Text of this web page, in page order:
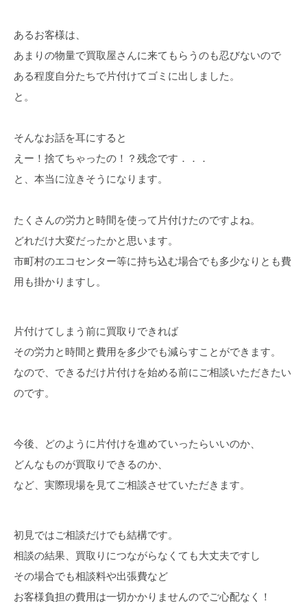
あるお客様は、
あまりの物量で買取屋さんに来てもらうのも忍びないので
ある程度自分たちで片付けてゴミに出しました。
と。
そんなお話を耳にすると
えー！捨てちゃったの！？残念です．．．
と、本当に泣きそうになります。
たくさんの労力と時間を使って片付けたのですよね。
どれだけ大変だったかと思います。
市町村のエコセンター等に持ち込む場合でも多少なりとも費
用も掛かりますし。
片付けてしまう前に買取りできれば
その労力と時間と費用を多少でも減らすことができます。
なので、できるだけ片付けを始める前にご相談いただきたい
のです。
今後、どのように片付けを進めていったらいいのか、
どんなものが買取りできるのか、
など、実際現場を見てご相談させていただきます。
初見ではご相談だけでも結構です。
相談の結果、買取りにつながらなくても大丈夫ですし
その場合でも相談料や出張費など
お客様負担の費用は一切かかりませんのでご心配なく！